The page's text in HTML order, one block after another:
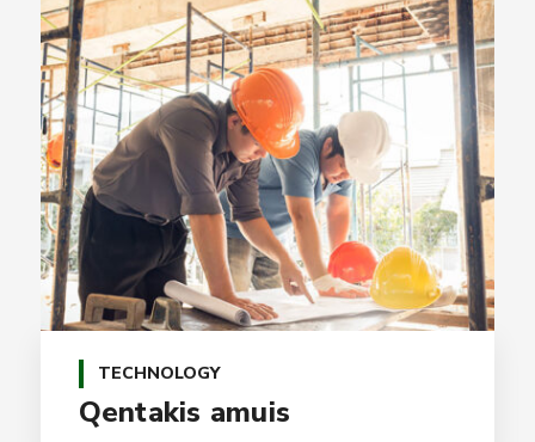
TECHNOLOGY
Qentakis amuis